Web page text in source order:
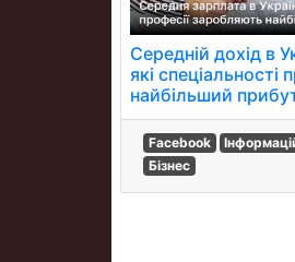
Середній дохід в
які спеціальності
найбільший
Facebook
Бізнес